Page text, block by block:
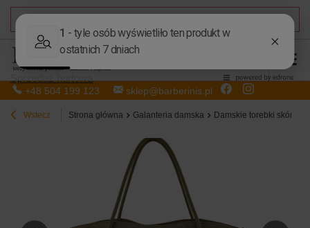
+48 504 199 123 sklep@barberinis.pl
Wstecz Strona główna Galanteria damska Damskie torebki